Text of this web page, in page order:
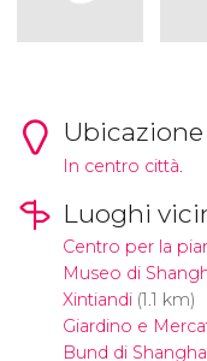
Ubicazione
In centro città.
Luoghi
Centro per la
Museo di
Xintiandi(1.1 km)
Giardino e
Bund di